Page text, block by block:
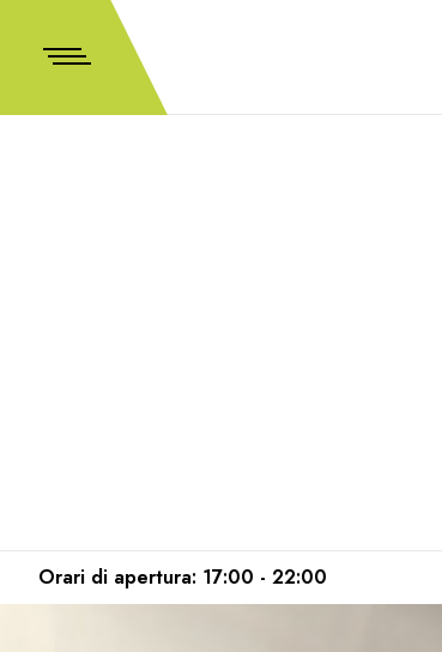
Orari di apertura: 17:00 - 22:00